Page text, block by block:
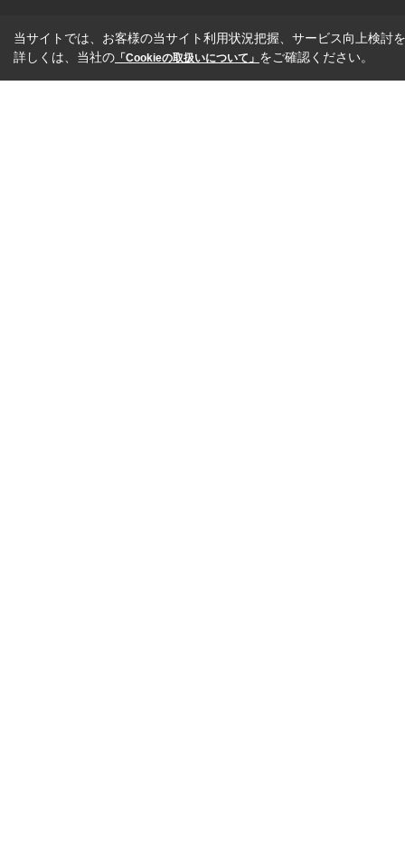
当サイトでは、お客様の当サイト利用状況把握、サービス向上検討
詳しくは、当社の 「Cookieの取扱いについて」 をご確認ください。